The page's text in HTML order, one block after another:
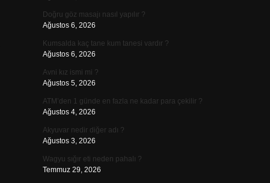
Doğru göz masajı nasıl yapılır ?
Ağustos 6, 2026
Kumsalda kaç tane kum tanesi vardır ?
Ağustos 6, 2026
Avni kız ismi mi ?
Ağustos 5, 2026
ATM’den 1 günde en fazla ne kadar para çekilir ?
Ağustos 4, 2026
Akyuvar nedir diğer adı ?
Ağustos 3, 2026
Wagyu sığır eti neden pahalı ?
Temmuz 29, 2026